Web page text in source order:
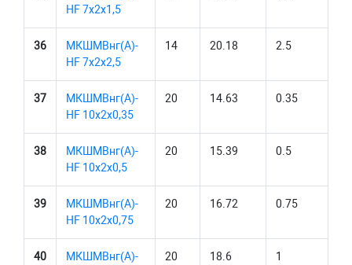
HF 7х2х1,5
36
МКШМВнг(А)-
HF 7х2х2,5
14 20.18 2.5
37
МКШМВнг(А)-
HF 10х2х0,35
20 14.63 0.35
38
МКШМВнг(А)-
HF 10х2х0,5
20 15.39 0.5
39
МКШМВнг(А)-
HF 10х2х0,75
20 16.72 0.75
40
МКШМВнг(А)-
20 18.6 1